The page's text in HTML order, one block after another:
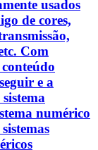
usados
de cores,
Com
e a
numérico